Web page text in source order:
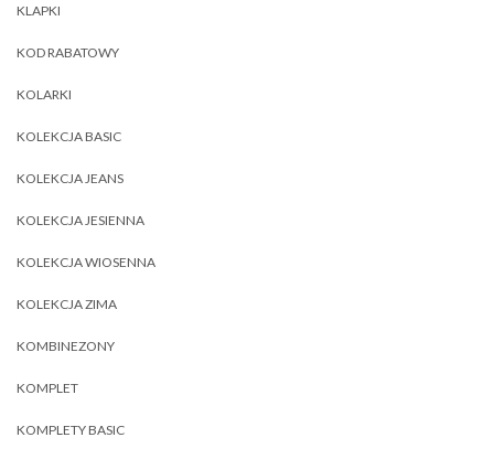
KLAPKI
KOD RABATOWY
KOLARKI
KOLEKCJA BASIC
KOLEKCJA JEANS
KOLEKCJA JESIENNA
KOLEKCJA WIOSENNA
KOLEKCJA ZIMA
KOMBINEZONY
KOMPLET
KOMPLETY BASIC